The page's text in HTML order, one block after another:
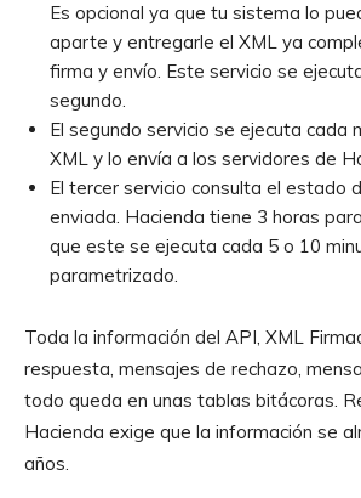
Es opcional ya que tu sistema lo
aparte y entregarle el XML ya
firma y envío. Este servicio se
segundo.
El segundo servicio se ejecuta cada
XML y lo envía a los servidores de
El tercer servicio consulta el estado
enviada. Hacienda tiene 3 horas
que este se ejecuta cada 5 o 10
parametrizado.
Toda la información del API, XML
respuesta, mensajes de rechazo,
todo queda en unas tablas bitácoras.
Hacienda exige que la información se
años.